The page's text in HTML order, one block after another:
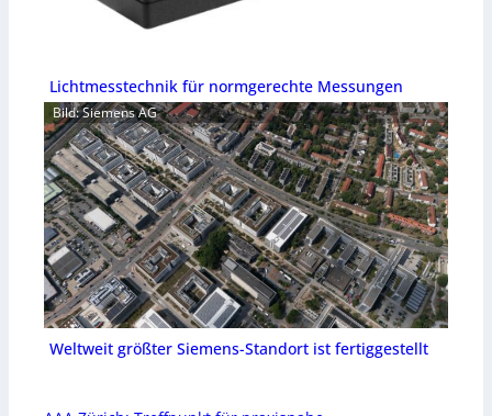
Lichtmesstechnik für normgerechte Messungen
Bild: Siemens AG
Weltweit größter Siemens-Standort ist fertiggestellt